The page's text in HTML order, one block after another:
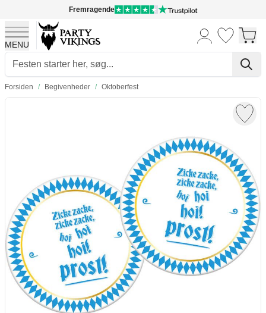
Fremragende
MENU
Skip to Content
Forsiden / Begivenheder / Oktoberfest